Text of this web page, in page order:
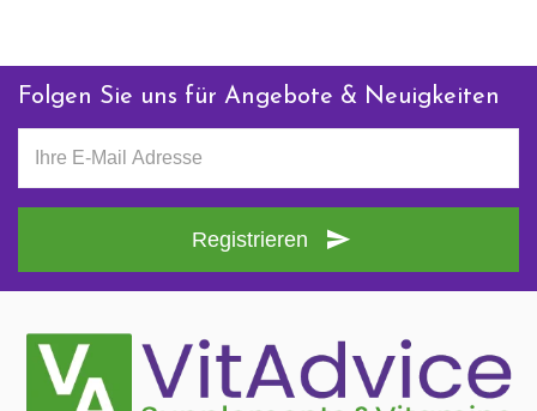
Folgen Sie uns für Angebote & Neuigkeiten
Registrieren